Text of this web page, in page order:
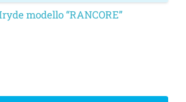
modello “RANCORE”